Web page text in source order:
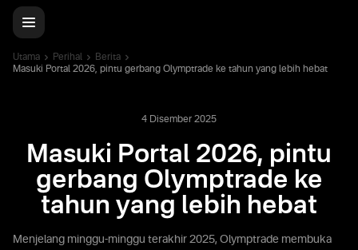
Utama Perihal
Berita
Masuki Portal 2026, pintu gerbang Olymptrade ke tahun yang lebih hebat
4 Disember 2025
Masuki Portal 2026, pintu
gerbang Olymptrade ke
tahun yang lebih hebat
Menjelang minggu-minggu terakhir 2025, Olymptrade membuka